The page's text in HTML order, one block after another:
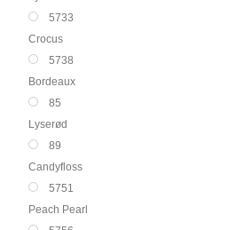
5733
Crocus
5738
Bordeaux
85
Lyserød
89
Candyfloss
5751
Peach Pearl